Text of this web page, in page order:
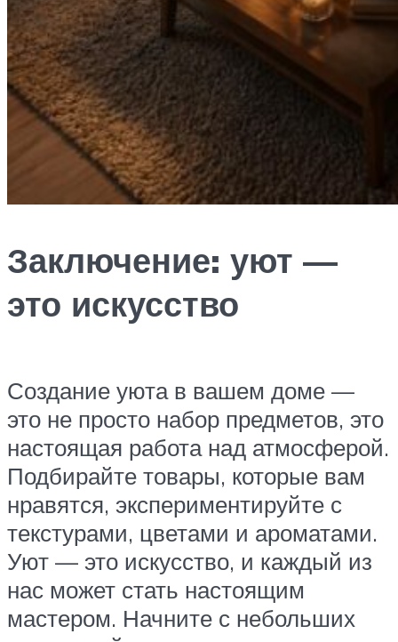
Заключение: уют —
это искусство
Создание уюта в вашем доме —
это не просто набор предметов, это
настоящая работа над атмосферой.
Подбирайте товары, которые вам
нравятся, экспериментируйте с
текстурами, цветами и ароматами.
Уют — это искусство, и каждый из
нас может стать настоящим
мастером. Начните с небольших